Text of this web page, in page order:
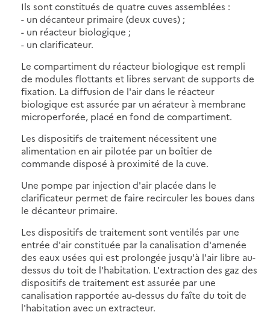
Ils sont constitués de quatre cuves assemblées :
- un décanteur primaire (deux cuves) ;
- un réacteur biologique ;
- un clarificateur.
Le compartiment du réacteur biologique est rempli
de modules flottants et libres servant de supports de
fixation. La diffusion de l'air dans le réacteur
biologique est assurée par un aérateur à membrane
microperforée, placé en fond de compartiment.
Les dispositifs de traitement nécessitent une
alimentation en air pilotée par un boîtier de
commande disposé à proximité de la cuve.
Une pompe par injection d'air placée dans le
clarificateur permet de faire recirculer les boues dans
le décanteur primaire.
Les dispositifs de traitement sont ventilés par une
entrée d'air constituée par la canalisation d'amenée
des eaux usées qui est prolongée jusqu'à l'air libre au-
dessus du toit de l'habitation. L'extraction des gaz des
dispositifs de traitement est assurée par une
canalisation rapportée au-dessus du faîte du toit de
l'habitation avec un extracteur.